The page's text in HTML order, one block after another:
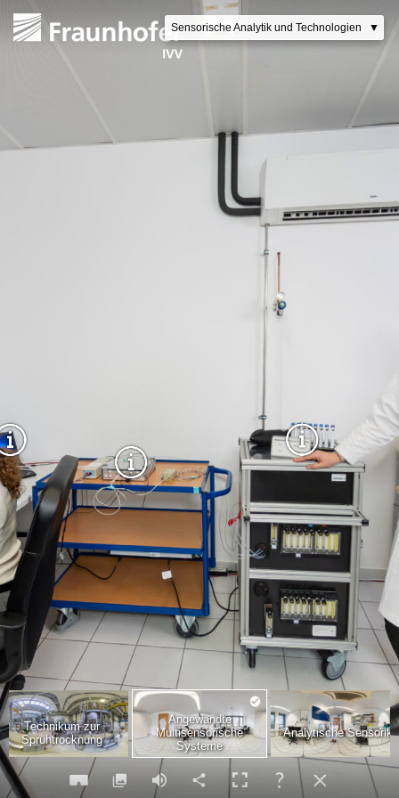
▼
Lebensmittelentwicklung
Sensorische Analytik und Technologien
Recycling-Verfahren
Verarbeitungstechnologien
Technikum zur
Sprühtrocknung
Angewandte
Multisensorische
Systeme
Analytische Sensorik